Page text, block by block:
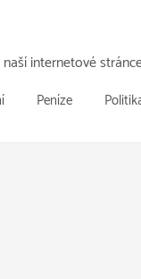
internetové
Peníze